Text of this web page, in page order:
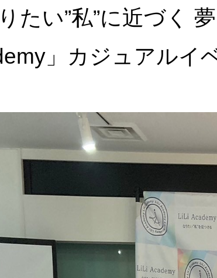
りたい”私”に近づく
」カジュアルイ